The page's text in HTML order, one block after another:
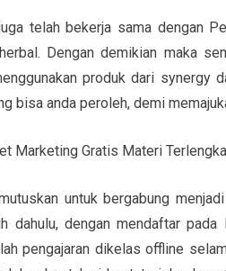
telah bekerja sama dengan
Dengan demikian maka
produk dari synergy
bisa anda peroleh, demi
untuk bergabung
dahulu, dengan mendaftar pada
pengajaran dikelas offline